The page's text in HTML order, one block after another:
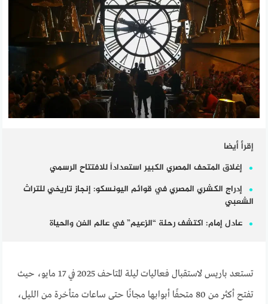
إقرأ أيضا
إغلاق المتحف المصري الكبير استعداداً للافتتاح الرسمي
إدراج الكشري المصري في قوائم اليونسكو: إنجاز تاريخي للتراث
الشعبي
عادل إمام: اكتشف رحلة “الزعيم” في عالم الفن والحياة
تستعد باريس لاستقبال فعاليات ليلة المتاحف 2025 في 17 مايو، حيث
تفتح أكثر من 80 متحفًا أبوابها مجانًا حتى ساعات متأخرة من الليل،